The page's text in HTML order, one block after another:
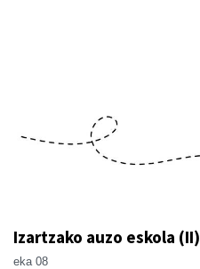
Izartzako auzo eskola (II)
eka 08